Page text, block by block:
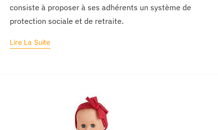
consiste à proposer à ses adhérents un système de
protection sociale et de retraite.
Lire La Suite